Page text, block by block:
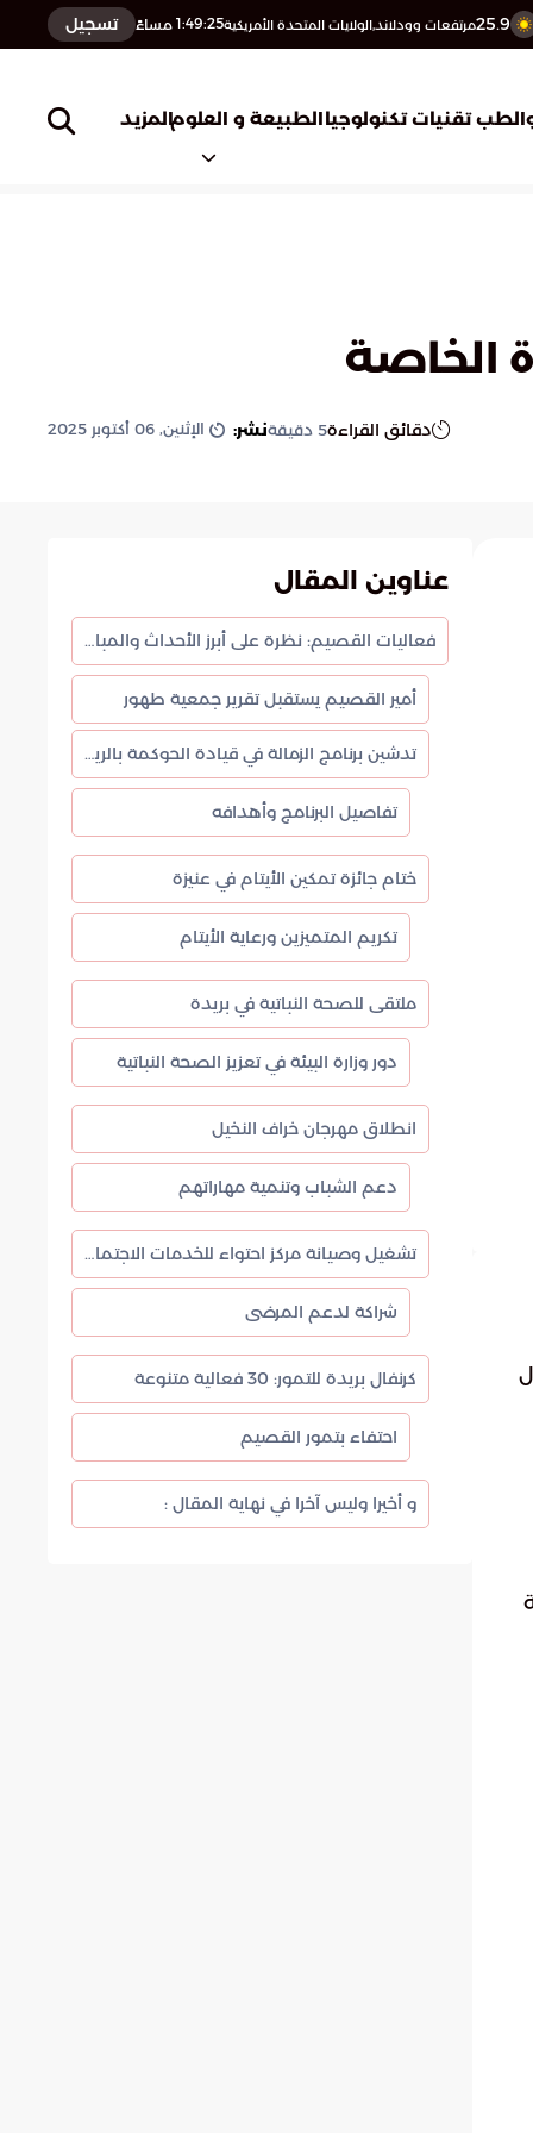
25.9مرتفعات وودلاند,الولايات المتحدة الأمريكية1:49:26 مساءً تسجيل
تقنيات تكنولوجياالطبيعة و العلومالمزيد
الخاصة
دقائق القراءة5 دقيقةنشر: الإثنين, 06 أكتوبر 2025
عناوين المقال
فعاليات القصيم: نظرة على أبرز الأحداث والمبادرات
أمير القصيم يستقبل تقرير جمعية طهور
تدشين برنامج الزمالة في قيادة الحوكمة بالرياض
تفاصيل البرنامج وأهدافه
ختام جائزة تمكين الأيتام في عنيزة
تكريم المتميزين ورعاية الأيتام
ملتقى للصحة النباتية في بريدة
دور وزارة البيئة في تعزيز الصحة النباتية
انطلاق مهرجان خراف النخيل
دعم الشباب وتنمية مهاراتهم
تشغيل وصيانة مركز احتواء للخدمات الاجتماعية
شراكة لدعم المرضى
كرنفال بريدة للتمور: 30 فعالية متنوعة
احتفاء بتمور القصيم
و أخيرا وليس آخرا في نهاية المقال :